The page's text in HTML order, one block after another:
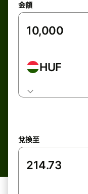
金額
HUF
兌換至